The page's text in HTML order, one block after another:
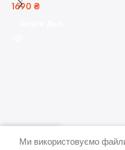
1690 ₴
Ми використовуємо